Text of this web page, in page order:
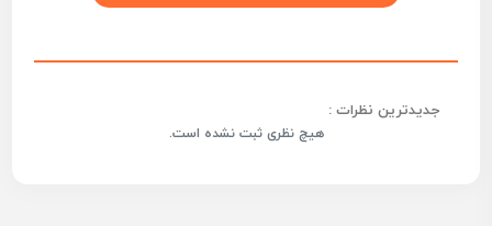
جدیدترین نظرات :
هیچ نظری ثبت نشده است.